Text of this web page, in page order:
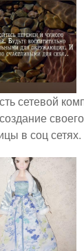
сетевой
в соц сетях.